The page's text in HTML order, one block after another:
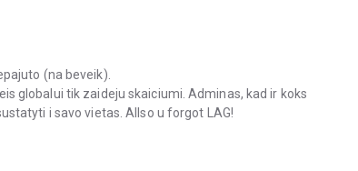
(na beveik).
globalui tik zaideju skaiciumi. Adminas, kad ir koks
i savo vietas. Allso u forgot LAG!